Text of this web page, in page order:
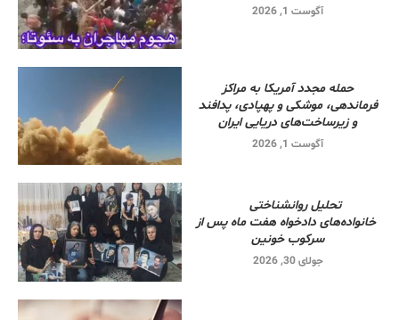
آگوست 1, 2026
حمله مجدد آمریکا به مراکز
فرماندهی، موشکی و پهپادی، پدافند
و زیرساخت‌های دریایی ایران
آگوست 1, 2026
تحلیل روانشناختی
خانواده‌های دادخواه هفت ماه پس از
سرکوب خونین
جولای 30, 2026